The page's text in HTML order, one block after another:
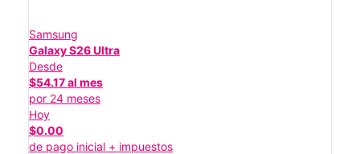
Samsung
Galaxy S26 Ultra
Desde
$54.17 al mes
por 24 meses
Hoy
$0.00
de pago inicial + impuestos